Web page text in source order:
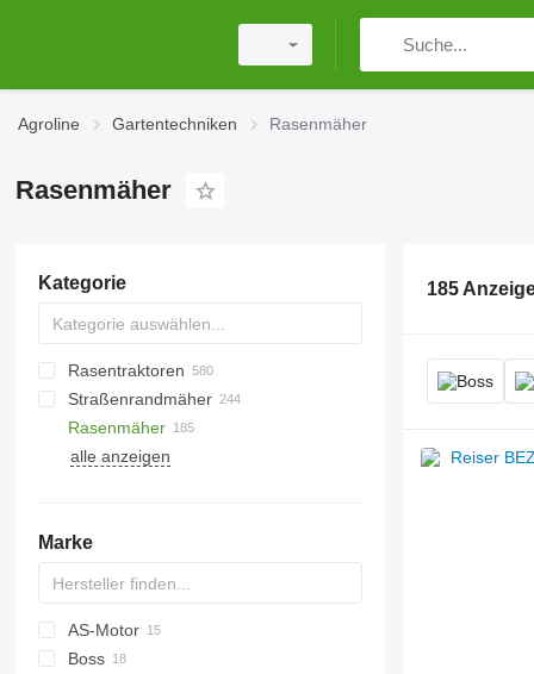
Agroline Gartentechniken Rasenmäher
Rasenmäher
Kategorie
Rasentraktoren
Straßenrandmäher
Rasenmäher
persönliche Schutzausrüstungen
Gartennetze
Schaufeln
alle anzeigen
Marke
AS-Motor
AS
Boss
185